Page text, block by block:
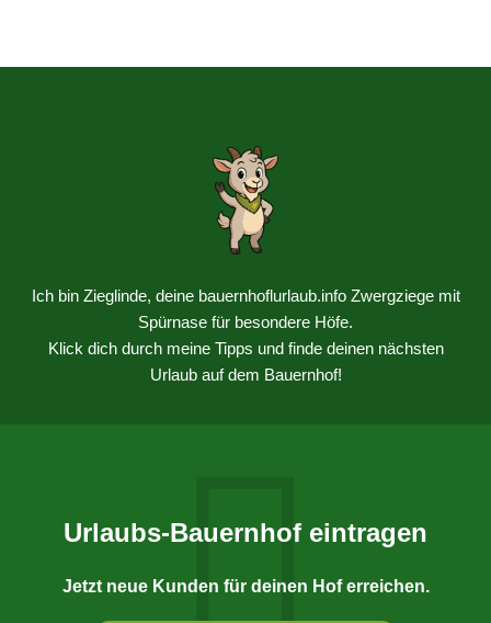
Ich bin Zieglinde, deine bauernhoflurlaub.info Zwergziege mit
Spürnase für besondere Höfe.
Klick dich durch meine Tipps und finde deinen nächsten
Urlaub auf dem Bauernhof!
Urlaubs-Bauernhof eintragen
Jetzt neue Kunden für deinen Hof erreichen.